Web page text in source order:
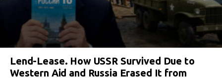
Lend-Lease. How USSR Survived Due to
Western Aid and Russia Erased It from